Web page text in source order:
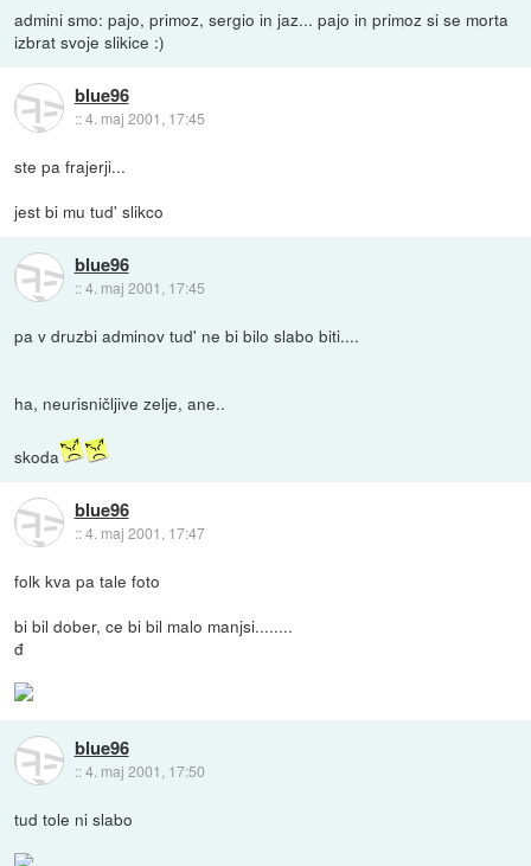
admini smo: pajo, primoz, sergio in jaz... pajo in primoz si se morta
izbrat svoje slikice :)
blue96
::4. maj 2001, 17:45
ste pa frajerji...
jest bi mu tud' slikco
blue96
::4. maj 2001, 17:45
pa v druzbi adminov tud' ne bi bilo slabo biti....
ha, neurisničljive zelje, ane..
skoda
blue96
::4. maj 2001, 17:47
folk kva pa tale foto
bi bil dober, ce bi bil malo manjsi........
đ
blue96
::4. maj 2001, 17:50
tud tole ni slabo